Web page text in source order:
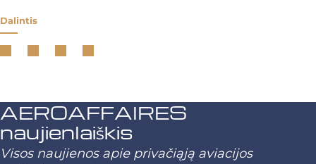
Dalintis
AEROAFFAIRES
naujienlaiškis
Visos naujienos apie privačiąją aviacijos